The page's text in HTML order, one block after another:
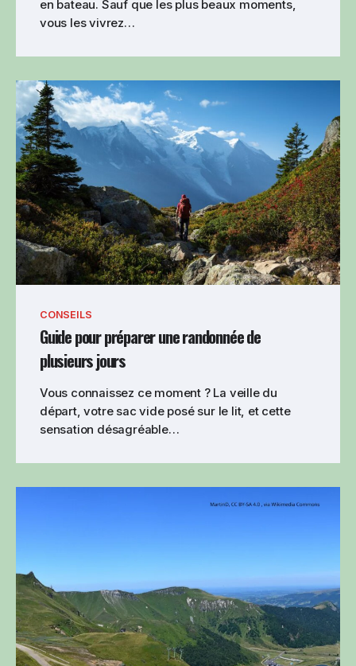
en bateau. Sauf que les plus beaux moments,
vous les vivrez…
CONSEILS
Guide pour préparer une randonnée de
plusieurs jours
Vous connaissez ce moment ? La veille du
départ, votre sac vide posé sur le lit, et cette
sensation désagréable…